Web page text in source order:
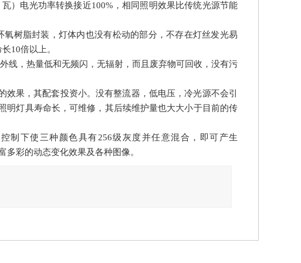
）电光功率转换接近100%，相同照明效果比传统光源节能
树脂封装，灯体内也没有松动的部分，不存在灯丝发光易
10倍以上。
，热量低和无频闪，无辐射，而且废弃物可回收，没有污
果，其配套投资小。没有整流器，低电压，冷光源不会引
明灯具寿命长，可维修，其后续维护量也大大小于目前的传
下使三种颜色具有256级灰度并任意混合，即可产生
彩的动态变化效果及各种图像。